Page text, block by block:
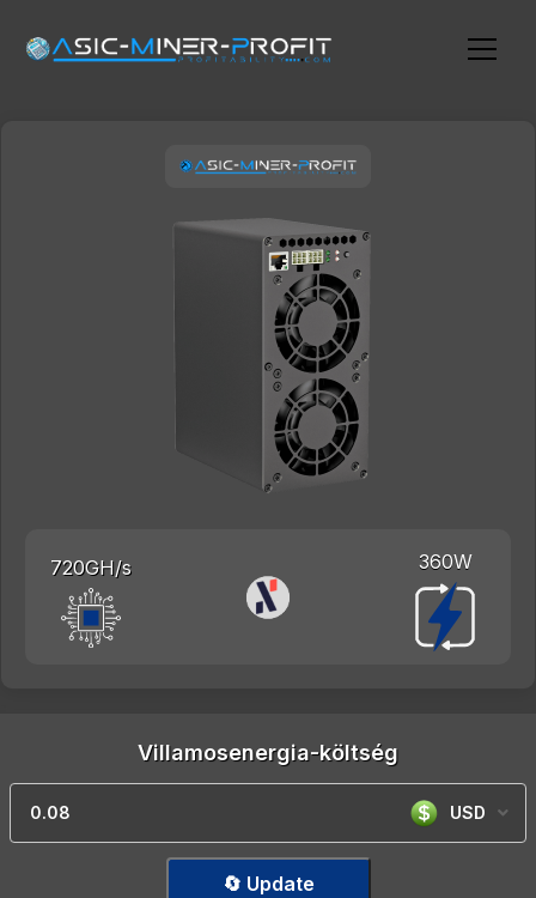
720GH/s 360W
Villamosenergia-költség
USD
🔄 Update